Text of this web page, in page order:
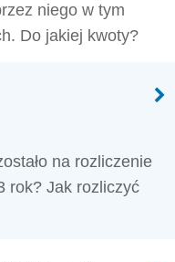
niego w tym
Do jakiej kwoty?
na rozliczenie
rok? Jak rozliczyć